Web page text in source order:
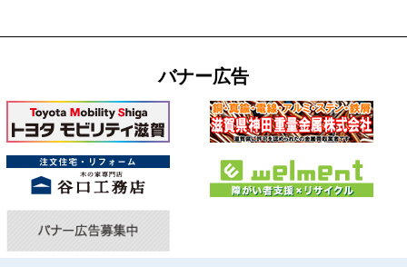
バナー広告